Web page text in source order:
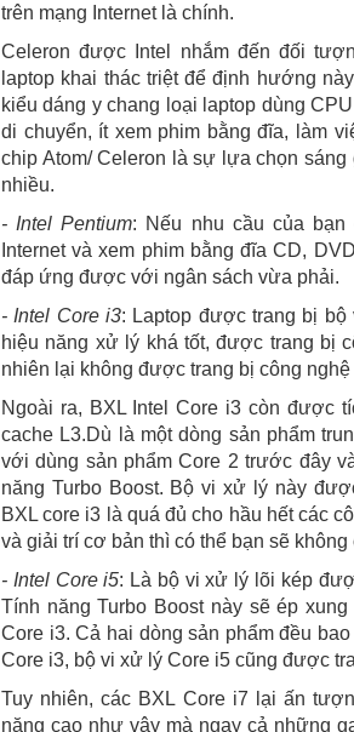
trên mạng Internet là chính.
Celeron được Intel nhắm đến đối
laptop khai thác triệt để định hướng
kiểu dáng y chang loại laptop dùng
di chuyển, ít xem phim bằng đĩa, làm
chip Atom/ Celeron là sự lựa chọn
nhiều.
- Intel Pentium: Nếu nhu cầu của
Internet và xem phim bằng đĩa CD,
đáp ứng được với ngân sách vừa phải.
- Intel Core i3: Laptop được trang bị
hiệu năng xử lý khá tốt, được trang bị
nhiên lại không được trang bị công
Ngoài ra, BXL Intel Core i3 còn được
cache L3.Dù là một dòng sản phẩm
với dùng sản phẩm Core 2 trước đây
năng Turbo Boost. Bộ vi xử lý này
BXL core i3 là quá đủ cho hầu hết các
và giải trí cơ bản thì có thể bạn sẽ
- Intel Core i5: Là bộ vi xử lý lõi kép
Tính năng Turbo Boost này sẽ ép
Core i3. Cả hai dòng sản phẩm đều
Core i3, bộ vi xử lý Core i5 cũng được
Tuy nhiên, các BXL Core i7 lại ấn
năng cao như vậy mà ngay cả những